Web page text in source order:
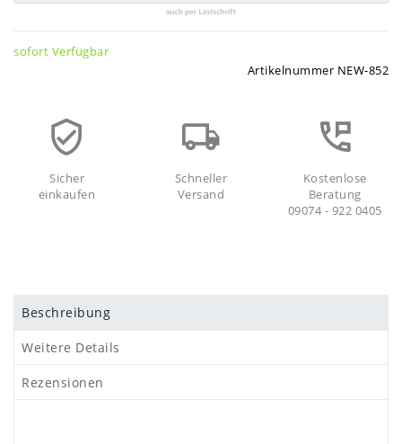
sofort Verfügbar
Artikelnummer NEW-852
Sicher
einkaufen
Schneller
Versand
Kostenlose
Beratung
09074 - 922 0405
Beschreibung
Weitere Details
Rezensionen